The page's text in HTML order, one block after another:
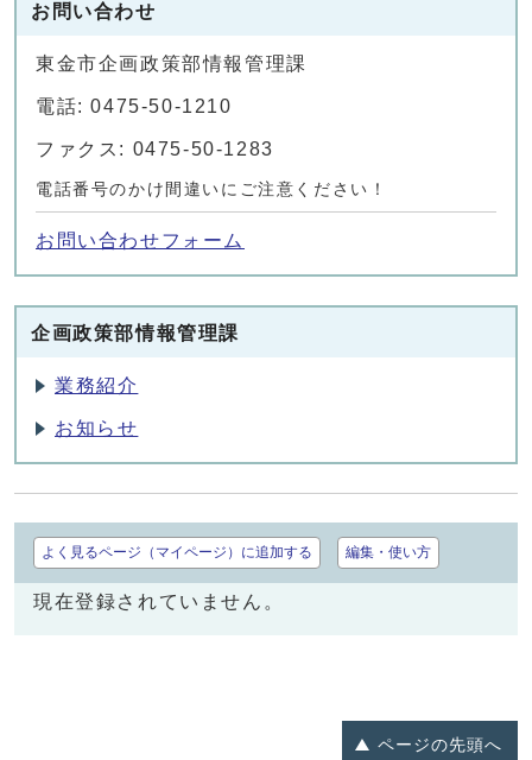
お問い合わせ
東金市企画政策部情報管理課
電話: 0475-50-1210
ファクス: 0475-50-1283
電話番号のかけ間違いにご注意ください！
お問い合わせフォーム
企画政策部情報管理課
業務紹介
お知らせ
よく見るページ（マイページ）に追加する 編集・使い方
現在登録されていません。
ページの先頭へ